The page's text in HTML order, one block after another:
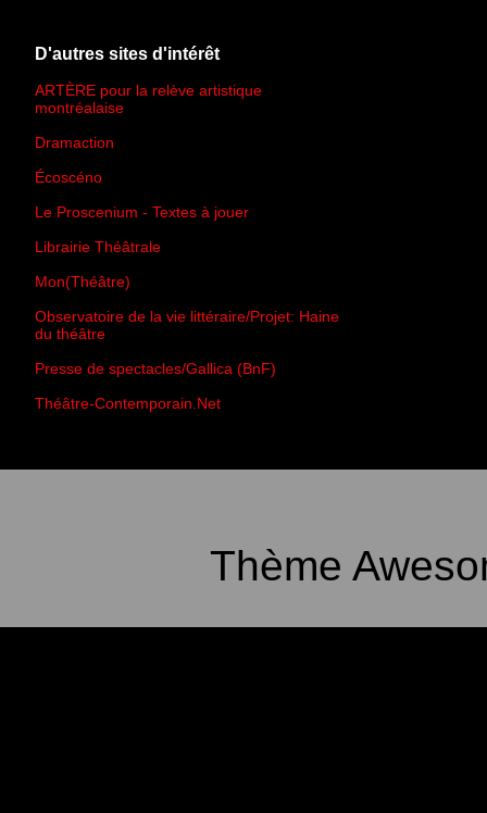
D'autres sites d'intérêt
ARTÈRE pour la relève artistique
montréalaise
Dramaction
Écoscéno
Le Proscenium - Textes à jouer
Librairie Théâtrale
Mon(Théâtre)
Observatoire de la vie littéraire/Projet: Haine
du théâtre
Presse de spectacles/Gallica (BnF)
Théâtre-Contemporain.Net
Thème